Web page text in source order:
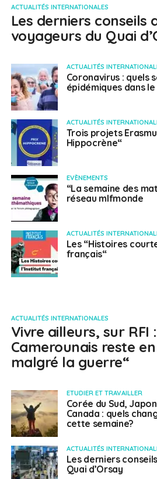
ACTUALITÉS INTERNATIONALES
Les derniers conseils
voyageurs du Quai
ACTUALITÉS
Coronavirus : quels
épidémiques dans
ACTUALITÉS
Trois projets
Hippocrène“
EVÈNEMENTS
“La semaine des
réseau mlfmonde
ACTUALITÉS
Les “Histoires
français“
ACTUALITÉS INTERNATIONALES
Vivre ailleurs, sur RFI
Camerounais reste
malgré la guerre“
ETUDIER ET TRAVAILLER
Corée du Sud,
Canada : quels
cette semaine?
ACTUALITÉS
Les derniers
Quai d’Orsay